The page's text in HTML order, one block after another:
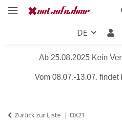
DE
Ab 25.08.2025 Kein
Vom 08.07.-13.07. findet
Zurück zur Liste DX21